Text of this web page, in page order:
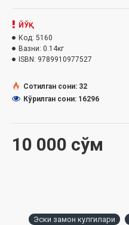
10 000 сўм
ЙЎҚ
Код: 5160
Вазни: 0.14кг
ISBN: 9789910977527
Сотилган сони: 32
Кўрилган сони: 16296
Эски замон кулгилари